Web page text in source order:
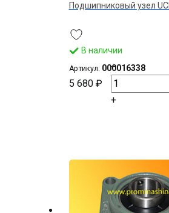
Подшипниковый узел
В наличии
Артикул: 000016338
5 680 ₽
–
+